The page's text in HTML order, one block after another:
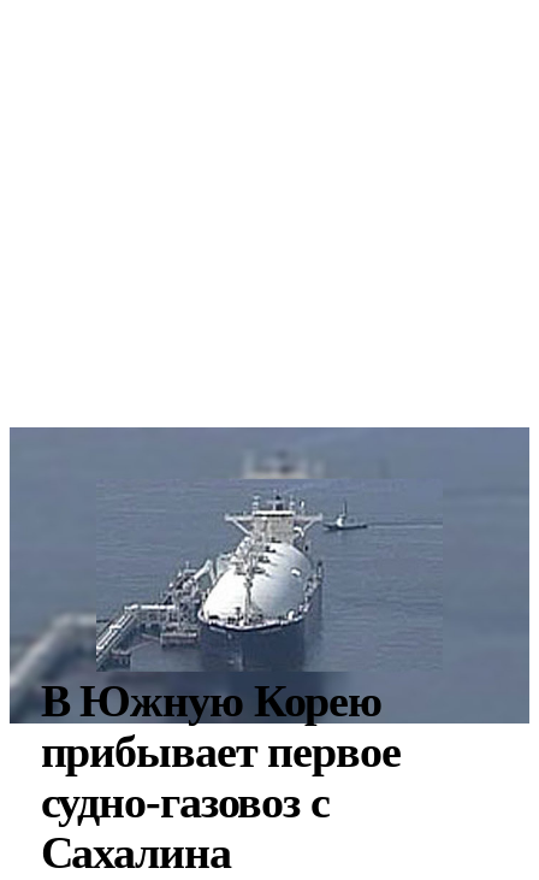
В Южную Корею
прибывает первое
судно-газовоз с
Сахалина